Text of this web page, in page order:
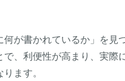
何が書かれているか」を見
で、利便性が高まり、実際
ます。